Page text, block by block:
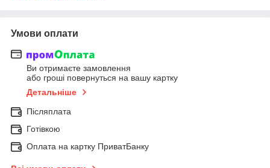
Умови оплати
Ви отримаєте замовлення
або гроші повернуться на вашу картку
Детальніше
Післяплата
Готівкою
Оплата на картку ПриватБанку